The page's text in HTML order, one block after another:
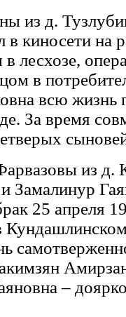
из д.
в киносети на
лесхозе,
в
всю жизнь
За время
из д.
Замалинур
25 апреля
–